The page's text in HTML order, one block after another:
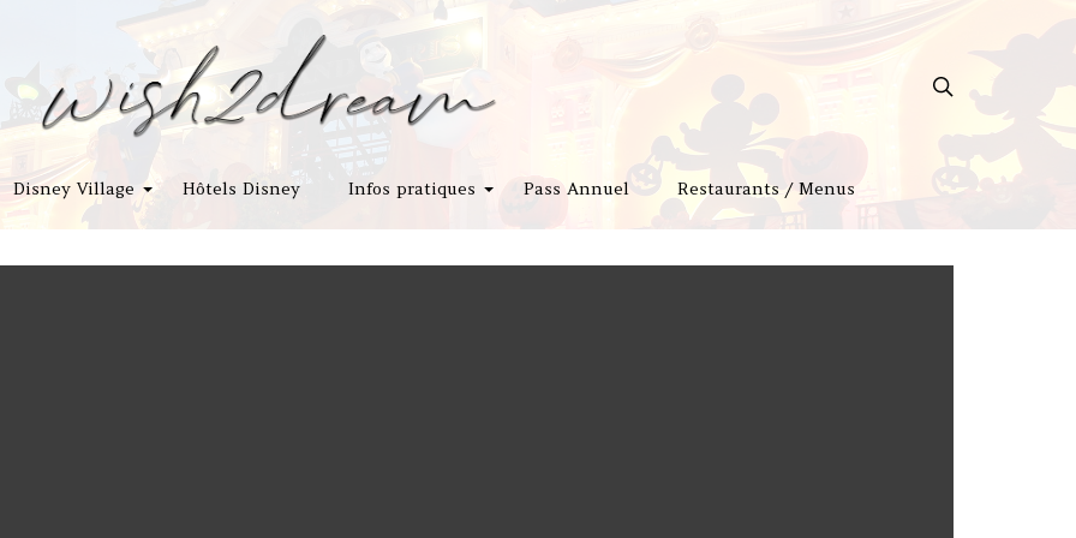
Disney Village Hôtels Disney Infos pratiques Pass Annuel Restaurants / Menus